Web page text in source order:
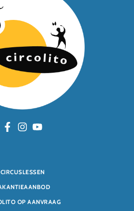
CIRCUSLESSEN
OP AANVRAAG